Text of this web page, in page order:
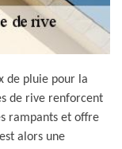
de pluie pour la
de rive renforcent
rampants et offre
alors une